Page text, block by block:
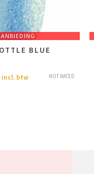
BLUE
NOT RATED
incl. btw